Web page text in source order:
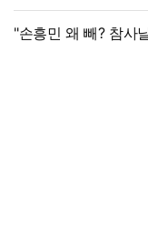
라인
"손흥민 왜 빼? 참사